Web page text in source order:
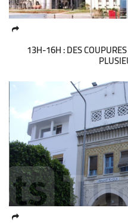
13H-16H : DES